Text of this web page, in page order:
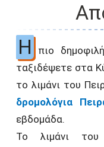
Η
πιο
ταξιδέψετε στα
το λιμάνι του
δρομολόγια
εβδομάδα.
Το λιμάνι